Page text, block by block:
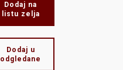
Dodaj na
listu zelja
Dodaj u
odgledane